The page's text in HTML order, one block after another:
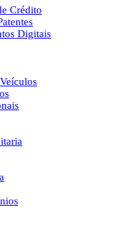
Crédito
Digitais